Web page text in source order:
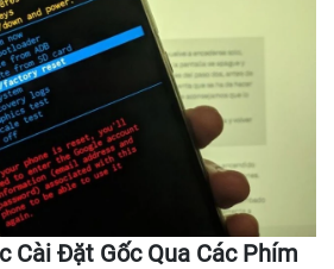
Cài Đặt Gốc Qua Các Phím